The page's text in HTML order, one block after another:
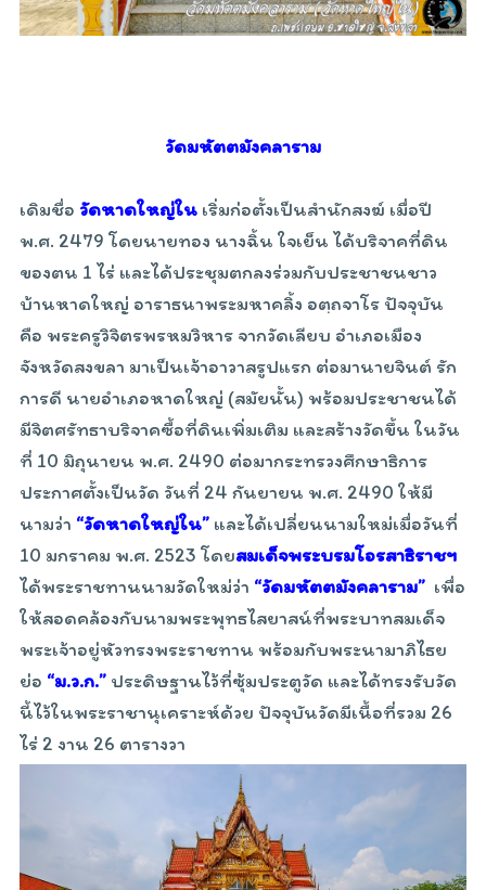
วัดมหัตตมังคลาราม
เดิมชื่อ วัดหาดใหญ่ใน เริ่มก่อตั้งเป็นสำนักสงฆ์ เมื่อปี
พ.ศ. 2479 โดยนายทอง นางฉิ้น ใจเย็น ได้บริจาคที่ดิน
ของตน 1 ไร่ และได้ประชุมตกลงร่วมกับประชาชนชาว
บ้านหาดใหญ่ อาราธนาพระมหาคลิ้ง อตฺถจาโร ปัจจุบัน
คือ พระครูวิจิตรพรหมวิหาร จากวัดเลียบ อำเภอเมือง
จังหวัดสงขลา มาเป็นเจ้าอาวาสรูปแรก ต่อมานายจินต์ รัก
การดี นายอำเภอหาดใหญ่ (สมัยนั้น) พร้อมประชาชนได้
มีจิตศรัทธาบริจาคซื้อที่ดินเพิ่มเติม และสร้างวัดขึ้น ในวัน
ที่ 10 มิถุนายน พ.ศ. 2490 ต่อมากระทรวงศึกษาธิการ
ประกาศตั้งเป็นวัด วันที่ 24 กันยายน พ.ศ. 2490 ให้มี
นามว่า “วัดหาดใหญ่ใน” และได้เปลี่ยนนามใหม่เมื่อวันที่
10 มกราคม พ.ศ. 2523 โดยสมเด็จพระบรมโอรสาธิราชฯ
ได้พระราชทานนามวัดใหม่ว่า “วัดมหัตตมังคลาราม” เพื่อ
ให้สอดคล้องกับนามพระพุทธไสยาสน์ที่พระบาทสมเด็จ
พระเจ้าอยู่หัวทรงพระราชทาน พร้อมกับพระนามาภิไธย
ย่อ “ม.ว.ก.” ประดิษฐานไว้ที่ซุ้มประตูวัด และได้ทรงรับวัด
นี้ไว้ในพระราชานุเคราะห์ด้วย ปัจจุบันวัดมีเนื้อที่รวม 26
ไร่ 2 งาน 26 ตารางวา